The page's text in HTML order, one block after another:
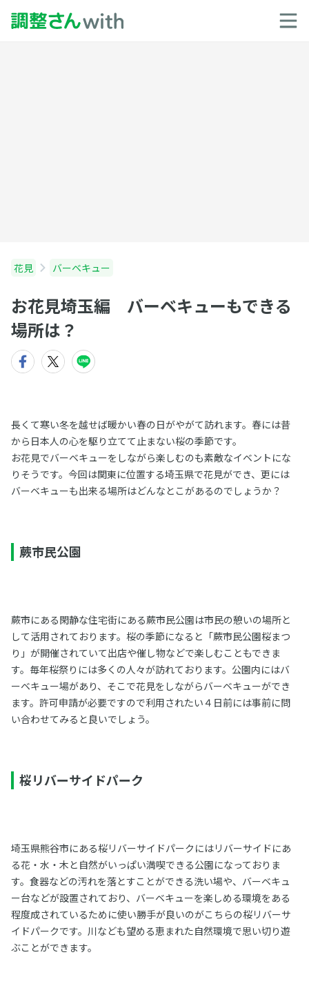
花見 バーベキュー
お花見埼玉編 バーベキューもできる
場所は？
長くて寒い冬を越せば暖かい春の日がやがて訪れます。春には昔
から日本人の心を駆り立てて止まない桜の季節です。
お花見でバーベキューをしながら楽しむのも素敵なイベントにな
りそうです。今回は関東に位置する埼玉県で花見ができ、更には
バーベキューも出来る場所はどんなとこがあるのでしょうか？
蕨市民公園
蕨市にある閑静な住宅街にある蕨市民公園は市民の憩いの場所と
して活用されております。桜の季節になると「蕨市民公園桜まつ
り」が開催されていて出店や催し物などで楽しむこともできま
す。毎年桜祭りには多くの人々が訪れております。公園内にはバ
ーベキュー場があり、そこで花見をしながらバーベキューができ
ます。許可申請が必要ですので利用されたい４日前には事前に問
い合わせてみると良いでしょう。
桜リバーサイドパーク
埼玉県熊谷市にある桜リバーサイドパークにはリバーサイドにあ
る花・水・木と自然がいっぱい満喫できる公園になっておりま
す。食器などの汚れを落とすことができる洗い場や、バーベキュ
ー台などが設置されており、バーベキューを楽しめる環境をある
程度成されているために使い勝手が良いのがこちらの桜リバーサ
イドパークです。川なども望める恵まれた自然環境で思い切り遊
ぶことができます。